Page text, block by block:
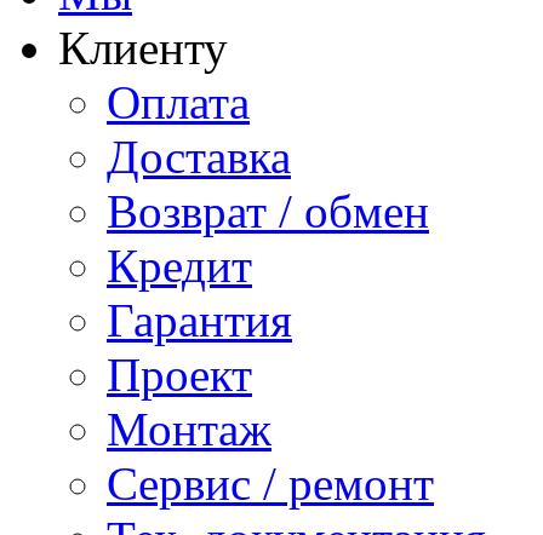
Клиенту
Оплата
Доставка
Возврат / обмен
Кредит
Гарантия
Проект
Монтаж
Сервис / ремонт